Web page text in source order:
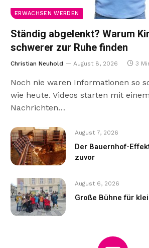
ERWACHSEN WERDEN
Ständig abgelenkt? Warum
schwerer zur Ruhe finden
Christian Neuhold August 8, 2026 3
Noch nie waren Informationen so
wie heute. Videos starten mit
Nachrichten…
August 7, 2026
Der Bauernhof-
zuvor
August 6, 2026
Große Bühne für